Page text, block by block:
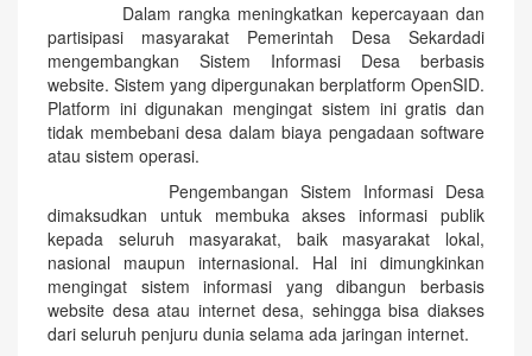
Dalam rangka meningkatkan kepercayaan dan
partisipasi masyarakat Pemerintah Desa Sekardadi
mengembangkan Sistem Informasi Desa berbasis
website. Sistem yang dipergunakan berplatform OpenSID.
Platform ini digunakan mengingat sistem ini gratis dan
tidak membebani desa dalam biaya pengadaan software
atau sistem operasi.
Pengembangan Sistem Informasi Desa
dimaksudkan untuk membuka akses informasi publik
kepada seluruh masyarakat, baik masyarakat lokal,
nasional maupun internasional. Hal ini dimungkinkan
mengingat sistem informasi yang dibangun berbasis
website desa atau internet desa, sehingga bisa diakses
dari seluruh penjuru dunia selama ada jaringan internet.